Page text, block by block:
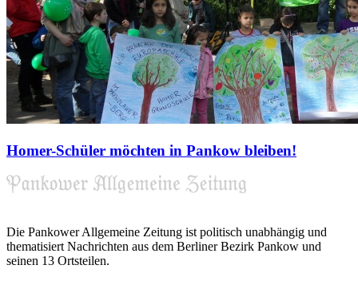
Homer-Schüler möchten in Pankow bleiben!
Die Pankower Allgemeine Zeitung ist politisch unabhängig und
thematisiert Nachrichten aus dem Berliner Bezirk Pankow und
seinen 13 Ortsteilen.